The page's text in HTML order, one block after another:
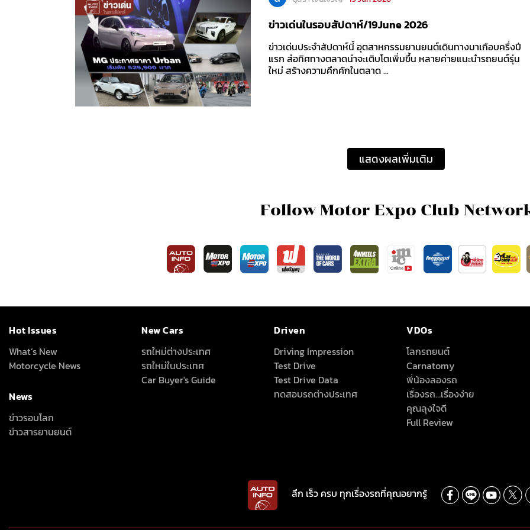
ข่าวเด่นในรอบสัปดาห์/19June 2026
ข่าวเด่นประจำสัปดาห์นี้ อุตสาหกรรมยานยนต์เดินทางมาเกือบครึ่งปี
แรก ส่อทิศทางตลาดน่าจะเติบโตเพิ่มขึ้น หลายค่ายแนะนำรถยนต์รุ่น
ใหม่ สร้างความคึกคักในตลาด ...
แสดงผลเพิ่มเติม
Follow Motor Expo Club
Hot Issues
What’s New
Motorcycle News
News
ข่าวรอบโลก
ข่าวสารยานยนต์
New Cars
รถใหม่ต่างประเทศ
รถใหม่ในประเทศ
Car Buyer's Guide
Driven
Driving Impression
Test Drive
Test Drive Data
ทดสอบรถต่างประเทศ
VDOs
โลกรถยนต์
Carnatomy
พี่น้องลองรถ
เรื่องรถ…เรื่องง่าย
คุณลุงใจดี
Full Review
ลึก เร็ว ครบ ทุกเรื่องรถที่คุณอยากรู้